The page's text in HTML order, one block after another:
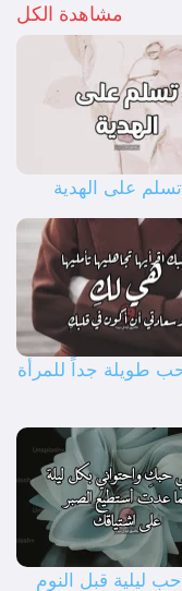
مشاهدة الكل
على الهدية
طويلة جداً للمرأة
ليلية قبل النوم